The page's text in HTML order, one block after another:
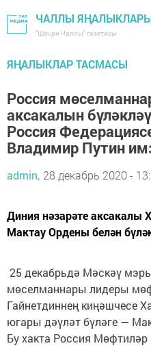
ЧАЛЛЫ
"Шәһри Чаллы" газетасы
ЯҢАЛЫКЛАР ТАСМАСЫ
Россия
аксакалын
Россия
Владимир Путин
admin, 28 декабрь 2020 -
Диния нәзарәте аксакалы
Мактау Ордены белән
25 декабрьдә Мәскәү
мөселманнары лидеры
Гайнетдиннең киңәшчесе
югары дәүләт бүләге —
Бу хакта Россия